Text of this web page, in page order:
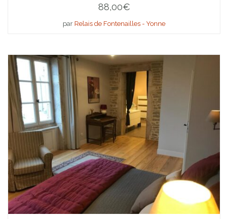
88,00€
par Relais de Fontenailles - Yonne